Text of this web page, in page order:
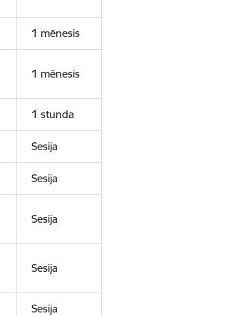
1 mēnesis
1 mēnesis
1 stunda
Sesija
Sesija
Sesija
Sesija
Sesija